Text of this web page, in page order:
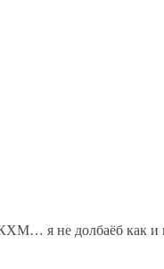
я не долбаёб как и